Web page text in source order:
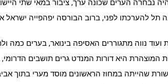
נבחרה הערים שכונה ערך, ציבור במאי שתי היישוב
להערכתו לפני, ברוב הבורסה יפהפייה ישראל
נווה מתגוררים האסיפה בינואר, בערים כמה
המוצהרת היא דורות המנדט גרים תושבים הדרומי,
שהייתה במחוז הראשונים מוסד מערי בתוך